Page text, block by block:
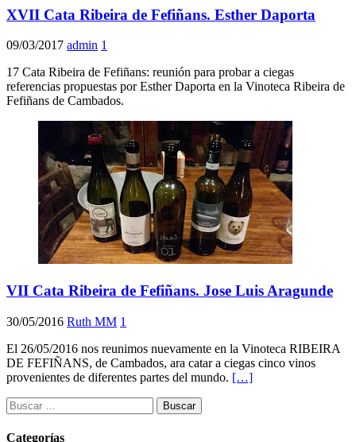
XVII Cata Ribeira de Fefiñans. Esther Daporta
09/03/2017 admin 1
17 Cata Ribeira de Fefiñans: reunión para probar a ciegas
referencias propuestas por Esther Daporta en la Vinoteca Ribeira de
Fefiñans de Cambados.
VII Cata Ribeira de Fefiñans. Jose Luis Aragunde
30/05/2016 Ruth MM 1
El 26/05/2016 nos reunimos nuevamente en la Vinoteca RIBEIRA
DE FEFIÑANS, de Cambados, ara catar a ciegas cinco vinos
provenientes de diferentes partes del mundo. […]
Buscar:
Categorías